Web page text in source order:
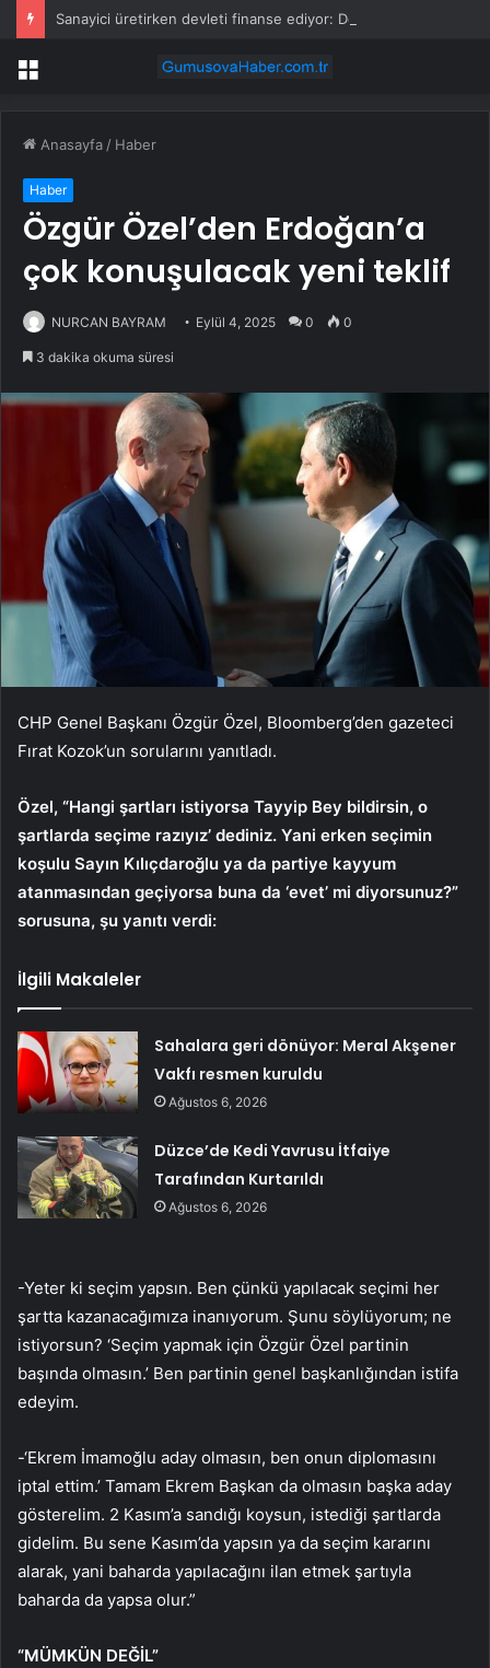
Menü
Anasayfa / Haber
Haber
Özgür Özel’den Erdoğan’a
çok konuşulacak yeni teklif
NURCAN BAYRAM Eylül 4, 2025 0 0
3 dakika okuma süresi
CHP Genel Başkanı Özgür Özel, Bloomberg’den gazeteci
Fırat Kozok’un sorularını yanıtladı.
Özel, “Hangi şartları istiyorsa Tayyip Bey bildirsin, o
şartlarda seçime razıyız’ dediniz. Yani erken seçimin
koşulu Sayın Kılıçdaroğlu ya da partiye kayyum
atanmasından geçiyorsa buna da ‘evet’ mi diyorsunuz?”
sorusuna, şu yanıtı verdi:
İlgili Makaleler
Sahalara geri dönüyor: Meral Akşener
Vakfı resmen kuruldu
Ağustos 6, 2026
Düzce’de Kedi Yavrusu İtfaiye
Tarafından Kurtarıldı
Ağustos 6, 2026
-Yeter ki seçim yapsın. Ben çünkü yapılacak seçimi her
şartta kazanacağımıza inanıyorum. Şunu söylüyorum; ne
istiyorsun? ‘Seçim yapmak için Özgür Özel partinin
başında olmasın.’ Ben partinin genel başkanlığından istifa
edeyim.
-‘Ekrem İmamoğlu aday olmasın, ben onun diplomasını
iptal ettim.’ Tamam Ekrem Başkan da olmasın başka aday
gösterelim. 2 Kasım’a sandığı koysun, istediği şartlarda
gidelim. Bu sene Kasım’da yapsın ya da seçim kararını
alarak, yani baharda yapılacağını ilan etmek şartıyla
baharda da yapsa olur.”
“MÜMKÜN DEĞİL”